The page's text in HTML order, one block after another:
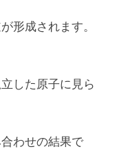
形成されます。
した原子に見ら
わせの結果で